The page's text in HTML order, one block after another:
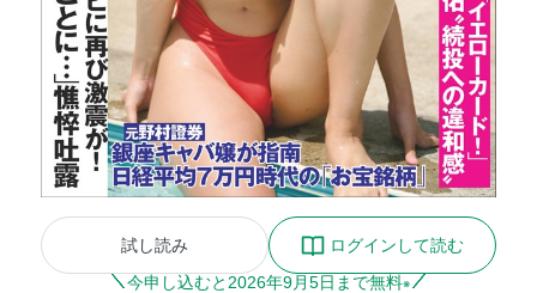
試し読み
ログインして読む
今申し込むと 2026年9月5日まで無料※